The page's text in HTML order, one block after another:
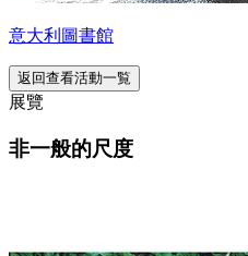
意大利圖書館
返回查看活動一覧
展覽
非一般的尺度